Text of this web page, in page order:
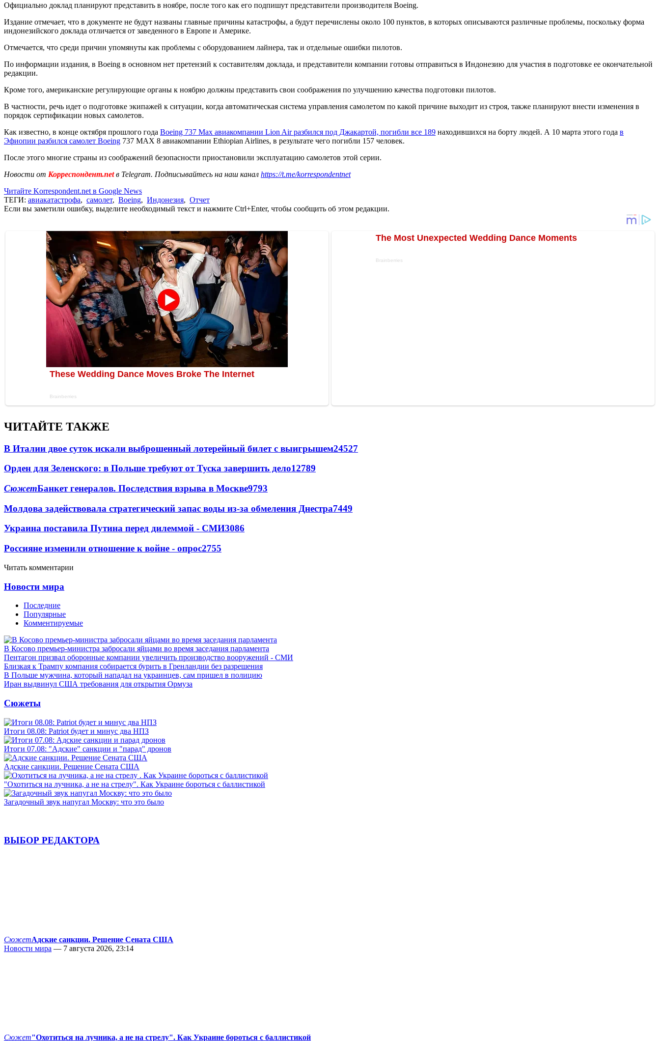
Официально доклад планируют представить в ноябре, после того как его подпишут представители производителя Boeing.
Издание отмечает, что в документе не будут названы главные причины катастрофы, а будут перечислены около 100 пунктов, в которых описываются различные проблемы, поскольку форма
индонезийского доклада отличается от заведенного в Европе и Америке.
Отмечается, что среди причин упомянуты как проблемы с оборудованием лайнера, так и отдельные ошибки пилотов.
По информации издания, в Boeing в основном нет претензий к составителям доклада, и представители компании готовы отправиться в Индонезию для участия в подготовке ее окончательной
редакции.
Кроме того, американские регулирующие органы к ноябрю должны представить свои соображения по улучшению качества подготовки пилотов.
В частности, речь идет о подготовке экипажей к ситуации, когда автоматическая система управления самолетом по какой причине выходит из строя, также планируют внести изменения в
порядок сертификации новых самолетов.
Как известно, в конце октября прошлого года Boeing 737 Max авиакомпании Lion Air разбился под Джакартой, погибли все 189 находившихся на борту людей. А 10 марта этого года в
Эфиопии разбился самолет Boeing 737 MAX 8 авиакомпании Ethiopian Airlines, в результате чего погибли 157 человек.
После этого многие страны из соображений безопасности приостановили эксплуатацию самолетов этой серии.
Новости от Корреспондент.netв Telegram. Подписывайтесь на наш канал https://t.me/korrespondentnet
Читайте Korrespondent.net в Google News
ТЕГИ: авиакатастрофа, самолет, Boeing, Индонезия, Отчет
Если вы заметили ошибку, выделите необходимый текст и нажмите Ctrl+Enter, чтобы сообщить об этом редакции.
ЧИТАЙТЕ ТАКЖЕ
В Италии двое суток искали выброшенный лотерейный билет с выигрышем24527
Орден для Зеленского: в Польше требуют от Туска завершить дело12789
СюжетБанкет генералов. Последствия взрыва в Москве9793
Молдова задействовала стратегический запас воды из-за обмеления Днестра7449
Украина поставила Путина перед дилеммой - СМИ3086
Россияне изменили отношение к войне - опрос2755
Читать комментарии
Новости мира
Последние
Популярные
Комментируемые
В Косово премьер-министра забросали яйцами во время заседания парламента
Пентагон призвал оборонные компании увеличить производство вооружений - СМИ
Близкая к Трампу компания собирается бурить в Гренландии без разрешения
В Польше мужчина, который нападал на украинцев, сам пришел в полицию
Иран выдвинул США требования для открытия Ормуза
Сюжеты
Итоги 08.08: Patriot будет и минус два НПЗ
Итоги 07.08: "Адские" санкции и "парад" дронов
Адские санкции. Решение Сената США
"Охотиться на лучника, а не на стрелу". Как Украине бороться с баллистикой
Загадочный звук напугал Москву: что это было
ВЫБОР РЕДАКТОРА
СюжетАдские санкции. Решение Сената США
Новости мира — 7 августа 2026, 23:14
Сюжет"Охотиться на лучника, а не на стрелу". Как Украине бороться с баллистикой